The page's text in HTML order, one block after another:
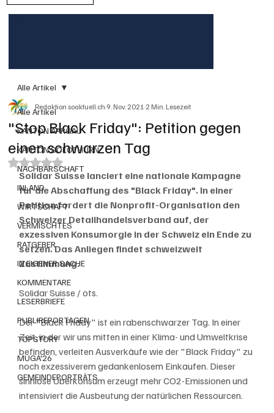
Alle Artikel
KANTON AARGAU
KANTON SOLOTHURN
NACHBARSCHAFT
INLAND
WIRTSCHAFT
VERMISCHTES
RATGEBER
IN EIGENER SACHE
KOMMENTARE
LESERBRIEFE
PUBLIREPORTAGEN
TOPSTORY
MUGA'26
GEMEINDEPORTRÄTS
Alle Artikel
"Stop Black Friday": Petition gegen
einen schwarzen Tag
Redaktion soaktuell.ch9. Nov. 20212 Min. Lesezeit
Mit NaN von 5 Sternen bewertet.
Solidar Suisse lanciert eine nationale Kampagne
für die Abschaffung des "Black Friday". In einer
Petition fordert die Nonprofit-Organisation den
Schweizer Detailhandelsverband auf, der
exzessiven Konsumorgie in der Schweiz ein Ende zu
setzen. Das Anliegen findet schweizweit
Zustimmung.
Solidar Suisse / ots.
Der "Black Friday" ist ein rabenschwarzer Tag. In einer
Zeit, in der wir uns mitten in einer Klima- und Umweltkrise
befinden, verleiten Ausverkäufe wie der "Black Friday" zu
noch exzessiverem gedankenlosem Einkaufen. Dieser
sinnlose Überkonsum erzeugt mehr CO2-Emissionen und
intensiviert die Ausbeutung der natürlichen Ressourcen.